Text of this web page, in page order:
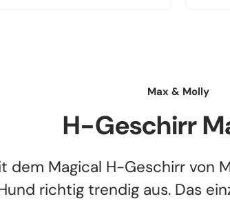
Max & Molly
H-Geschirr
dem Magical H-Geschirr von
richtig trendig aus. Das